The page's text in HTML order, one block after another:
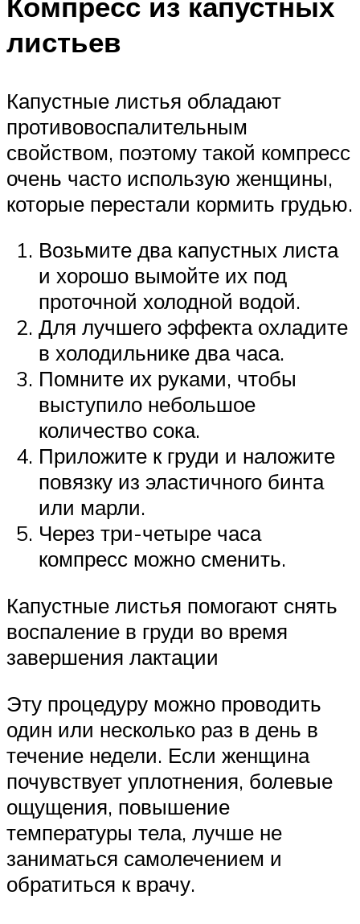
листьев
Капустные листья обладают
противовоспалительным
свойством, поэтому такой компресс
очень часто использую женщины,
которые перестали кормить грудью.
Возьмите два капустных листа
и хорошо вымойте их под
проточной холодной водой.
Для лучшего эффекта охладите
в холодильнике два часа.
Помните их руками, чтобы
выступило небольшое
количество сока.
Приложите к груди и наложите
повязку из эластичного бинта
или марли.
Через три-четыре часа
компресс можно сменить.
Капустные листья помогают снять
воспаление в груди во время
завершения лактации
Эту процедуру можно проводить
один или несколько раз в день в
течение недели. Если женщина
почувствует уплотнения, болевые
ощущения, повышение
температуры тела, лучше не
заниматься самолечением и
обратиться к врачу.